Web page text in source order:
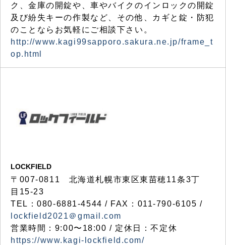
ク、金庫の開錠や、車やバイクのインロックの開錠
及び紛失キーの作製など、その他、カギと錠・防犯
のことならお気軽にご相談下さい。
http://www.kagi99sapporo.sakura.ne.jp/frame_t
op.html
LOCKFIELD
〒007-0811 北海道札幌市東区東苗穂11条3丁
目15-23
TEL：080-6881-4544 / FAX：011-790-6105 /
lockfield2021＠gmail.com
営業時間：9:00〜18:00 / 定休日：不定休
https://www.kagi-lockfield.com/